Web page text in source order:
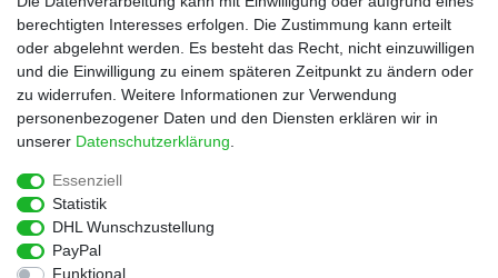
Newsletter
Blog
Choco Patiss
|
berechtigten Interesses erfolgen. Die Zustimmung kann erteilt
oder abgelehnt werden. Es besteht das Recht, nicht einzuwilligen
und die Einwilligung zu einem späteren Zeitpunkt zu ändern oder
zu widerrufen. Weitere Informationen zur Verwendung
personenbezogener Daten und den Diensten erklären wir in
unserer Daten­schutz­erklärung
Essenziell
Statistik
DHL Wunschzustellung
PayPal
Funktional